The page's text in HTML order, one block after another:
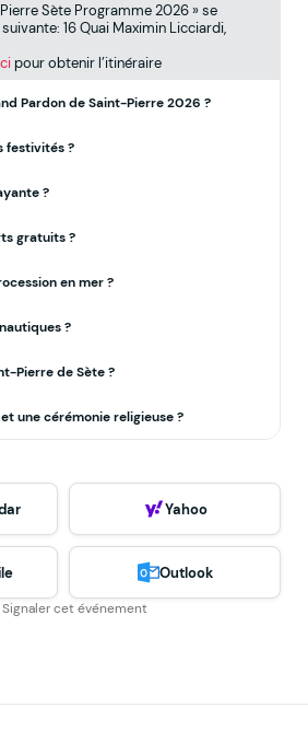
Sète Programme 2026 » se
16 Quai Maximin Licciardi,
pour obtenir l’itinéraire
Pardon de Saint-Pierre 2026 ?
festivités ?
?
gratuits ?
en mer ?
?
Pierre de Sète ?
une cérémonie religieuse ?
Yahoo
Outlook
Signaler cet événement